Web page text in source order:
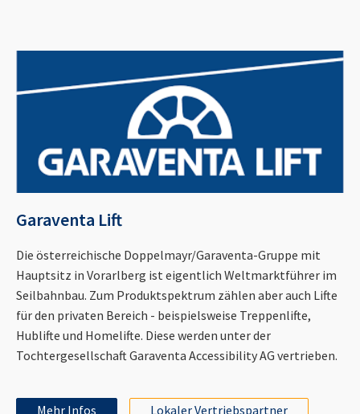
Garaventa Lift
Die österreichische Doppelmayr/Garaventa-Gruppe mit
Hauptsitz in Vorarlberg ist eigentlich Weltmarktführer im
Seilbahnbau. Zum Produktspektrum zählen aber auch Lifte
für den privaten Bereich - beispielsweise Treppenlifte,
Hublifte und Homelifte. Diese werden unter der
Tochtergesellschaft Garaventa Accessibility AG vertrieben.
Mehr Infos Lokaler Vertriebspartner